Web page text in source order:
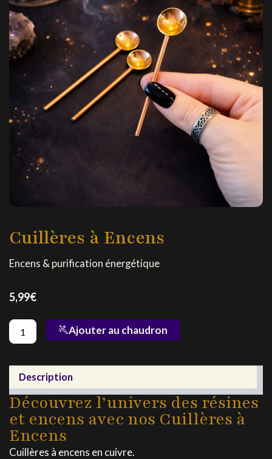
Cuillères à Encens
Encens & purification énergétique
5,99€
quantité
Encens
Ajouter au chaudron
Description
Découvrez l’univers des résines
et encens avec nos Cuillères à
Encens
Cuillères à encens en cuivre.